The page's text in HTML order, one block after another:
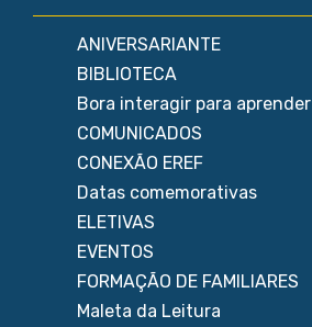
ANIVERSARIANTE
BIBLIOTECA
Bora interagir para aprender
COMUNICADOS
CONEXÃO EREF
Datas comemorativas
ELETIVAS
EVENTOS
FORMAÇÃO DE FAMILIARES
Maleta da Leitura